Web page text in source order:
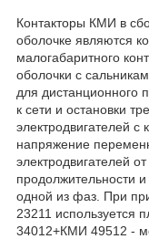
Контакторы КМИ в
оболочке являются
малогабаритного
оболочки с
для дистанционного
к сети и остановки
электродвигателей с
напряжение
электродвигателей
продолжительности
одной из фаз. При
23211 используется
34012+КМИ 49512 -